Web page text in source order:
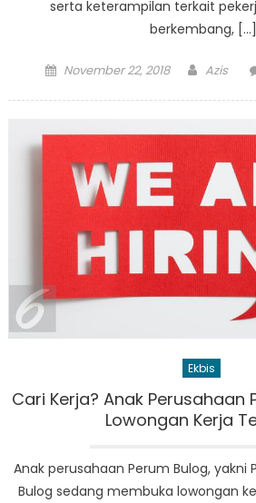
serta keterampilan terkait
berkembang, […]
Posted
November 22, 2018 Author
Azis
Ekbis
Cari Kerja? Anak Perusahaan
Lowongan Kerja
Anak perusahaan Perum Bulog, yakni
Bulog sedang membuka lowongan